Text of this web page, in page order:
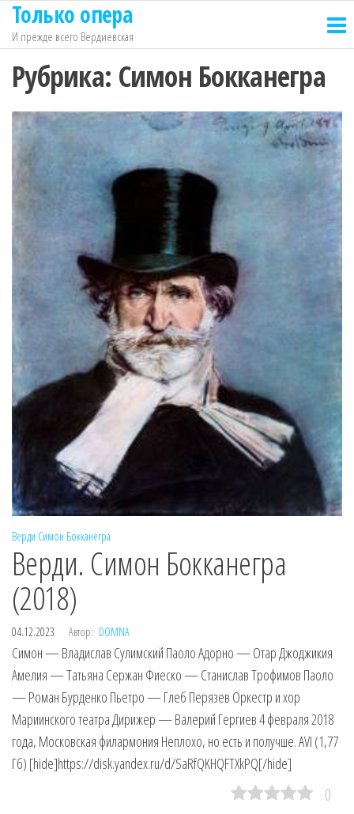
Перейти
содержимому
Только опера
И прежде всего Вердиевская
Рубрика: Симон Бокканегра
Верди Симон Бокканегра
Верди. Симон Бокканегра
(2018)
04.12.2023 Автор: DOMNA
Симон — Владислав Сулимский Паоло Адорно — Отар Джоджикия
Амелия — Татьяна Сержан Фиеско — Станислав Трофимов Паоло
— Роман Бурденко Пьетро — Глеб Перязев Оркестр и хор
Мариинского театра Дирижер — Валерий Гергиев 4 февраля 2018
года, Московская филармония Неплохо, но есть и получше. AVI (1,77
Гб) [hide]https://disk.yandex.ru/d/SaRfQKHQFTXkPQ[/hide]
0